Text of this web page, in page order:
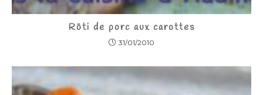
Rôti de porc aux carottes
31/01/2010